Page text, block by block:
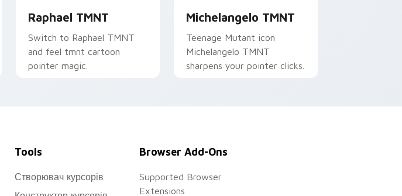
Raphael TMNT
Switch to Raphael TMNT
and feel tmnt cartoon
pointer magic.
Michelangelo TMNT
Teenage Mutant icon
Michelangelo TMNT
sharpens your pointer clicks.
Tools
Створювач курсорів
Browser Add-Ons
Supported Browser
Extensions